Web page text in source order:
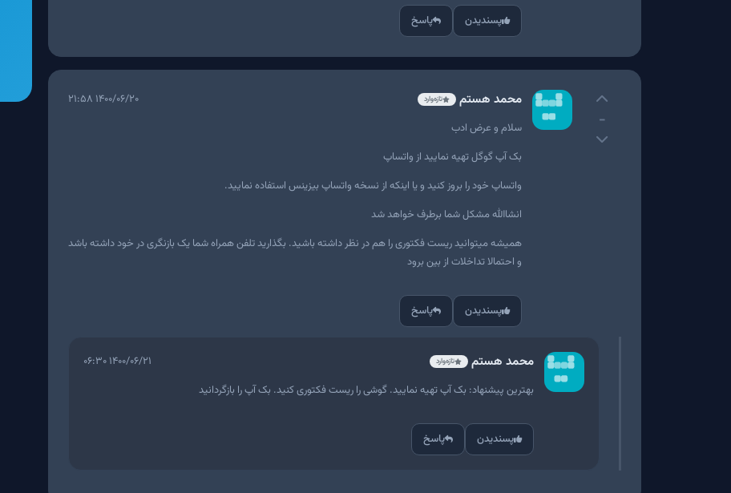
پسندیدن پاسخ
-
محمد هستم تازه‌وارد
۱۴۰۰/۰۶/۲۰ ۲۱:۵۸
سلام و عرض ادب
بک آپ گوگل تهیه نمایید از واتساپ
واتساپ خود را بروز کنید و یا اینکه از نسخه واتساپ بیزینس استفاده نمایید.
انشاالله مشکل شما برطرف خواهد شد
همیشه میتوانید ریست فکتوری را هم در نظر داشته باشید. بگذارید تلفن همراه شما یک بازنگری در خود داشته باشد
و احتمالا تداخلات از بین برود
پسندیدن پاسخ
محمد هستم تازه‌وارد
۱۴۰۰/۰۶/۲۱ ۰۶:۳۰
بهترین پیشنهاد: بک آپ تهیه نمایید. گوشی را ریست فکتوری کنید. بک آپ را بازگردانید
پسندیدن پاسخ